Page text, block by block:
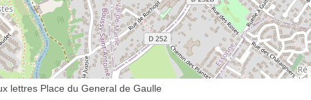
lettres Place du General de Gaulle